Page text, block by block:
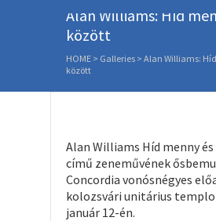
Alan Williams: Híd
között
HOME > Galleries > Alan Williams:
között
Alan Williams Híd menny
című zeneművének
Concordia vonósnégyes
kolozsvári unitárius
január 12-én.